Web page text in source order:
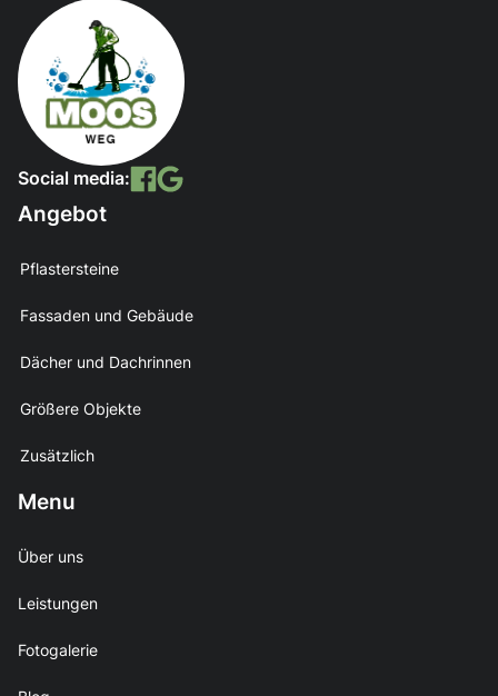
Social media:
Angebot
Pflastersteine
Fassaden und Gebäude
Dächer und Dachrinnen
Größere Objekte
Zusätzlich
Menu
Über uns
Leistungen
Fotogalerie